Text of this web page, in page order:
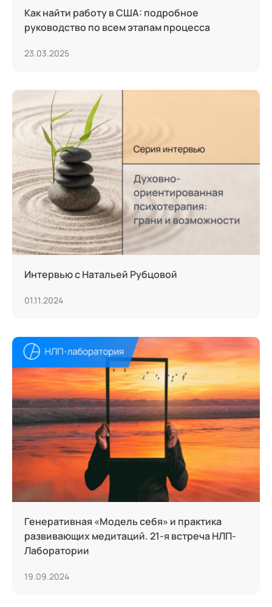
Как найти работу в США: подробное
руководство по всем этапам процесса
23.03.2025
Интервью с Натальей Рубцовой
01.11.2024
Генеративная «Модель себя» и практика
развивающих медитаций. 21-я встреча НЛП-
Лаборатории
19.09.2024